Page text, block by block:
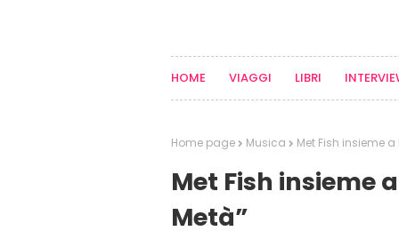
HOME VIAGGI LIBRI
Home page Musica Met Fish insieme
Met Fish insieme
Metà”